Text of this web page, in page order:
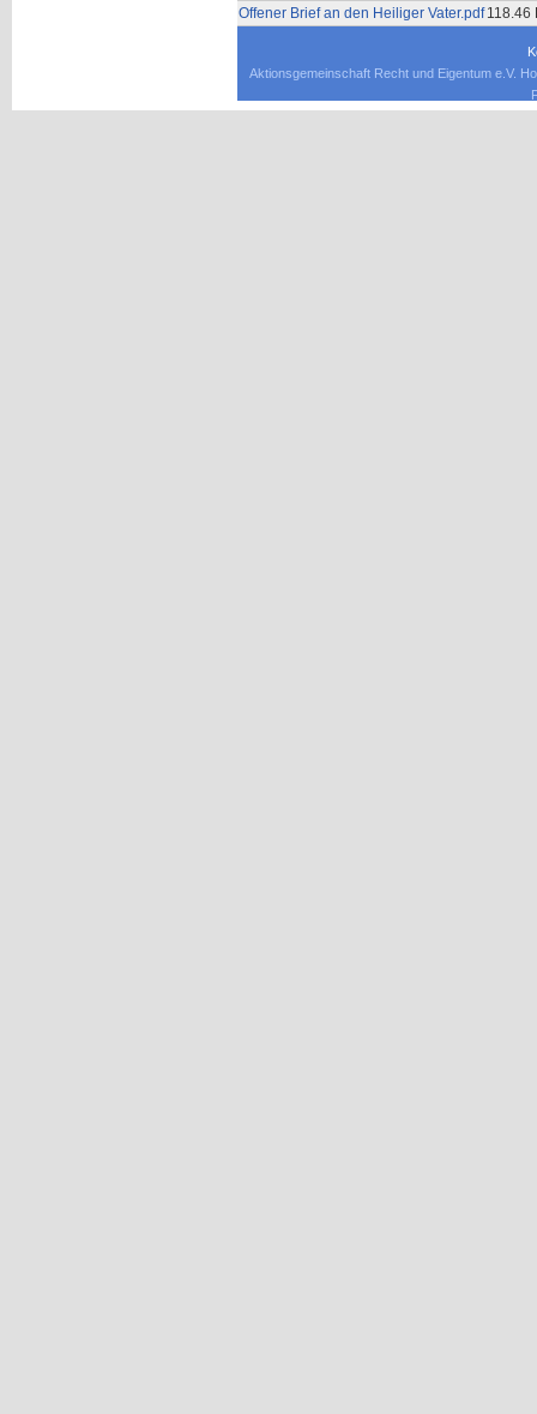
Offener Brief an den Heiliger Vater.pdf 118.46
Aktionsgemeinschaft Recht und Eigentum e.V.